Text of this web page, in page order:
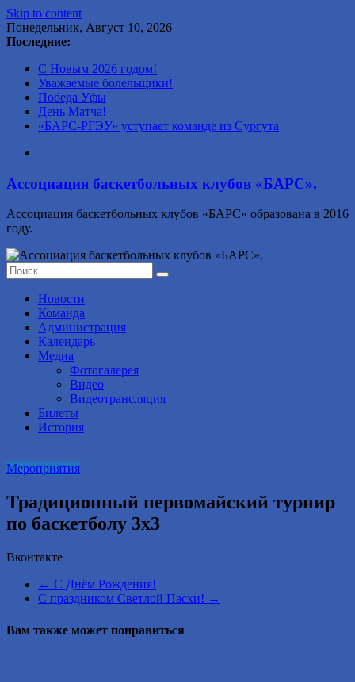
Skip to content
Понедельник, Август 10, 2026
Последние:
С Новым 2026 годом!
Уважаемые болельщики!
Победа Уфы
День Матча!
«БАРС-РГЭУ» уступает команде из Сургута
Ассоциация баскетбольных клубов «БАРС».
Ассоциация баскетбольных клубов «БАРС» образована в 2016
году.
Новости
Команда
Администрация
Календарь
Медиа
Фотогалерея
Видео
Видеотрансляция
Билеты
История
Мероприятия
Традиционный первомайский турнир
по баскетболу 3х3
Вконтакте
← С Днём Рождения!
С праздником Светлой Пасхи! →
Вам также может понравиться